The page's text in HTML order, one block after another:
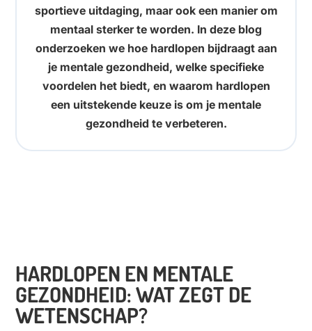
sportieve uitdaging, maar ook een manier om
mentaal sterker te worden. In deze blog
onderzoeken we hoe hardlopen bijdraagt aan
je mentale gezondheid, welke specifieke
voordelen het biedt, en waarom hardlopen
een uitstekende keuze is om je mentale
gezondheid te verbeteren.
HARDLOPEN EN MENTALE
GEZONDHEID: WAT ZEGT DE
WETENSCHAP?